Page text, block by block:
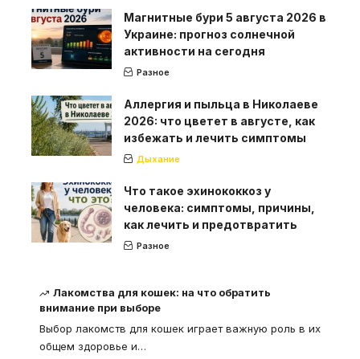
Магнитные бури 5 августа 2026 в
Украине: прогноз солнечной
активности на сегодня
Разное
Аллергия и пыльца в Николаеве
2026: что цветет в августе, как
избежать и лечить симптомы
Дыхание
Что такое эхинококкоз у
человека: симптомы, причины,
как лечить и предотвратить
Разное
Лакомства для кошек: на что обратить
внимание при выборе
Выбор лакомств для кошек играет важную роль в их
общем здоровье и…